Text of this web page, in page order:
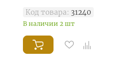
Код товара: 31240
В наличии 2 шт